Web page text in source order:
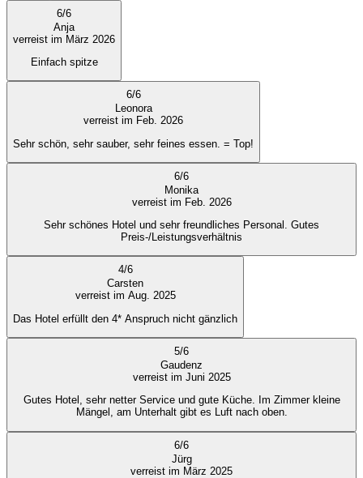
6/6
Anja
verreist im März 2026
Einfach spitze
6/6
Leonora
verreist im Feb. 2026
Sehr schön, sehr sauber, sehr feines essen. = Top!
6/6
Monika
verreist im Feb. 2026
Sehr schönes Hotel und sehr freundliches Personal. Gutes
Preis-/Leistungsverhältnis
4/6
Carsten
verreist im Aug. 2025
Das Hotel erfüllt den 4* Anspruch nicht gänzlich
5/6
Gaudenz
verreist im Juni 2025
Gutes Hotel, sehr netter Service und gute Küche. Im Zimmer kleine
Mängel, am Unterhalt gibt es Luft nach oben.
6/6
Jürg
verreist im März 2025